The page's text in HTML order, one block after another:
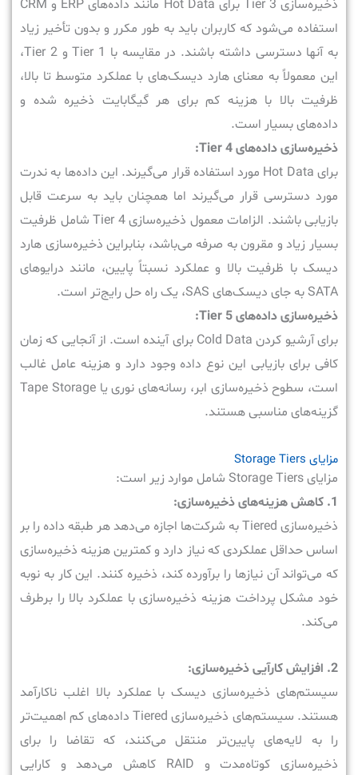
ذخیره‌سازی Tier 3 برای Hot Data مانند داده‌های ERP و CRM
استفاده می‌شود که کاربران باید به طور مکرر و بدون تأخیر زیاد
به آنها دسترسی داشته باشند. در مقایسه با Tier 1 و Tier 2،
این معمولاً به معنای هارد دیسک‌های با عملکرد متوسط تا بالا،
ظرفیت بالا با هزینه کم برای هر گیگابایت ذخیره شده و
داده‌های بسیار است.
ذخیره‌سازی داده‌های Tier 4:
برای Hot Data مورد استفاده قرار می‌گیرند. این داده‌ها به ندرت
مورد دسترسی قرار می‌گیرند اما همچنان باید به سرعت قابل
بازیابی باشند. الزامات معمول ذخیره‌سازی Tier 4 شامل ظرفیت
بسیار زیاد و مقرون به صرفه می‌باشد، بنابراین ذخیره‌سازی هارد
دیسک با ظرفیت بالا و عملکرد نسبتاً پایین، مانند درایوهای
SATA به جای دیسک‌های SAS، یک راه حل رایج‌تر است.
ذخیره‌سازی داده‌های Tier 5:
برای آرشیو کردن Cold Data برای آینده است. از آنجایی که زمان
کافی برای بازیابی این نوع داده وجود دارد و هزینه عامل غالب
است، سطوح ذخیره‌سازی ابر، رسانه‌های نوری یا Tape Storage
گزینه‌های مناسبی هستند.
مزایای Storage Tiers
مزایای Storage Tiers شامل موارد زیر است:
1. کاهش هزینه‌های ذخیره‌سازی:
ذخیره‌سازی Tiered به شرکت‌ها اجازه می‌دهد هر طبقه داده را بر
اساس حداقل عملکردی که نیاز دارد و کمترین هزینه ذخیره‌سازی
که می‌تواند آن نیازها را برآورده کند، ذخیره کنند. این کار به نوبه
خود مشکل پرداخت هزینه ذخیره‌سازی با عملکرد بالا را برطرف
می‌کند.
2. افزایش کارآیی ذخیره‌سازی:
سیستم‌های ذخیره‌سازی دیسک با عملکرد بالا اغلب ناکارآمد
هستند. سیستم‌های ذخیره‌سازی Tiered داده‌های کم اهمیت‌تر
را به لایه‌های پایین‌تر منتقل می‌کنند، که تقاضا را برای
ذخیره‌سازی کوتاه‌مدت و RAID کاهش می‌دهد و کارایی